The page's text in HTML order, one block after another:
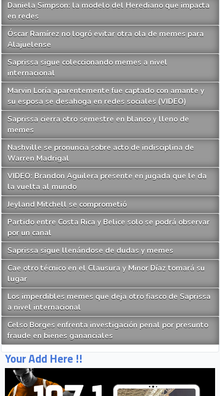
Daniela Simpson: la modelo del Herediano que impacta
en redes
Óscar Ramírez no logró evitar otra ola de memes para
Alajuelense
Saprissa sigue coleccionando memes a nivel
internacional
Marvin Loría aparentemente fue captado con amante y
su esposa se desahoga en redes sociales (VIDEO)
Saprissa cierra otro semestre en blanco y lleno de
memes
Nashville se pronuncia sobre acto de indisciplina de
Warren Madrigal
VIDEO: Brandon Aguilera presente en jugada que le da
la vuelta al mundo
Jeyland Mitchell se comprometió
Partido entre Costa Rica y Belice solo se podrá observar
por un canal
Saprissa sigue llenándose de dudas y memes
Cae otro técnico en el Clausura y Minor Díaz tomará su
lugar
Los imperdibles memes que deja otro fiasco de Saprissa
a nivel internacional
Celso Borges enfrenta investigación penal por presunto
fraude en bienes gananciales
Your Add Here !!